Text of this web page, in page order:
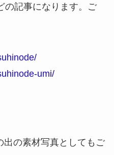
の記事になります。ご
umi/
出の素材写真としてもご